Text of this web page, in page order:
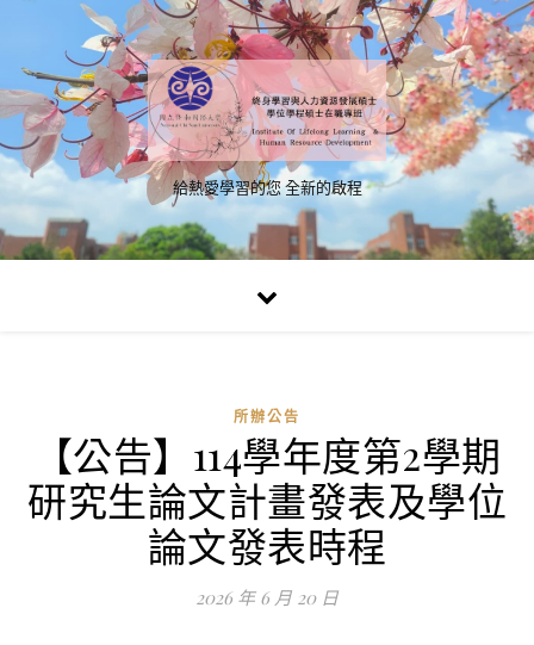
給熱愛學習的您 全新的啟程
所辦公告
【公告】114學年度第2學期
研究生論文計畫發表及學位
論文發表時程
2026 年 6 月 20 日